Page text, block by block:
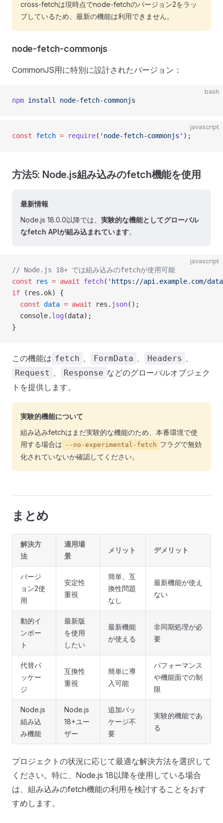
cross-fetchは現時点でnode-fetchのバージョン2をラッ
プしているため、最新の機能は利用できません。
node-fetch-commonjs
CommonJS用に特別に設計されたバージョン：
bash
npm install node-fetch-commonjs
javascript
const fetch = require( 'node-fetch-commonjs' );
方法5: Node.js組み込みのfetch機能を使用
最新情報
Node.js 18.0.0以降では、 実験的な機能としてグローバル
なfetch APIが組み込まれています。
javascript
// Node.js 18+ では組み込みのfetchが使用可能
const res = await fetch( 'https://api.example.com/
if (res.ok) {
  const
data = await res. json();
  console.
log (data);
}
この機能は fetch 、 FormData 、 Headers 、
Request 、 Response などのグローバルオブジェク
トを提供します。
実験的機能について
組み込みfetchはまだ実験的な機能のため、本番環境で使
用する場合は --no-experimental-fetch フラグで無効
化されていないか確認してください。
まとめ
解決方
法
適用場
景
メリット デメリット
バージ
ョン2使
用
安定性
重視
簡単、互
換性問題
なし
最新機能が使え
ない
動的イ
ンポー
ト
最新版
を使用
したい
最新機能
が使える
非同期処理が必
要
代替パ
ッケー
ジ
互換性
重視
簡単に導
入可能
パフォーマンス
や機能面での制
限
Node.js
組み込
み機能
Node.js
18+ユー
ザー
追加パッ
ケージ不
要
実験的機能であ
る
プロジェクトの状況に応じて最適な解決方法を選択して
ください。特に、Node.js 18以降を使用している場合
は、組み込みのfetch機能の利用を検討することをおす
すめします。